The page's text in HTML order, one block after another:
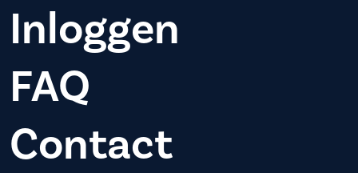
Inloggen
FAQ
Contact